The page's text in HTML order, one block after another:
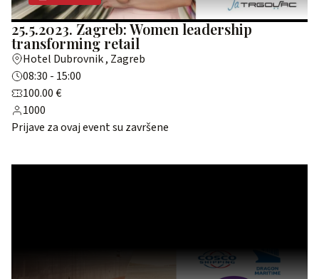
25.5.2023. Zagreb: Women leadership
transforming retail
Hotel Dubrovnik , Zagreb
08:30 - 15:00
100.00 €
1000
Prijave za ovaj event su završene